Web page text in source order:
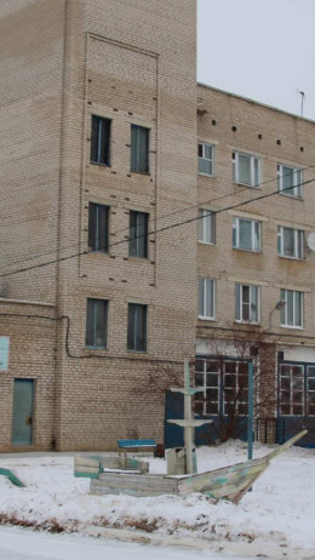
электроснабжение, цена
НДС2218250руб. 00коп) в т. ч.
1109125руб. 00 коп.
- Здания склада пенообразователя,
пл. 133,4 кв. м.,
фундамент ленточный, стены
б армированные,
колонны силикатный кирпич,
отопление
центральное, электроснабжение,
ч. НДС 91616руб. 67
коп.) в т. ч. обеспечительный
- Подземного сооружения, 1992г/п,
93кв. м., фундамент
ленточный, стены силикатный
плиты, балки ж/б ригеля,
электроснабжение, цена 127300руб.
НДС1527руб. 60коп.) в т. ч.
обеспечительный платеж 10608
- Здания АЗС, 1992 г/п, этажность
фундамент ленточный,
стены силикатный кирпич,
металлопрофиль, цена
47300руб. 00коп. в т. ч. НДС567руб.
обеспечительный платеж 3941